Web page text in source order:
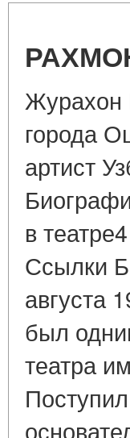
Журахон
города
артист
в
Ссылки
августа
был
театра